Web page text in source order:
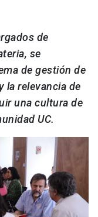
de
se
de gestión de
la relevancia de
una cultura de
UC.